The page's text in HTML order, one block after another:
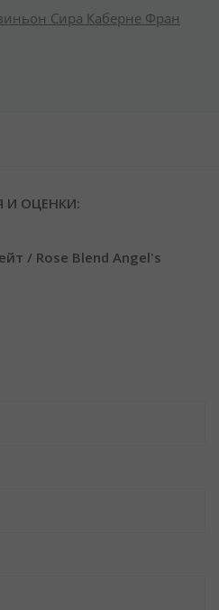
Сира Каберне Фран
И ОЦЕНКИ:
/ Rose Blend Angel's